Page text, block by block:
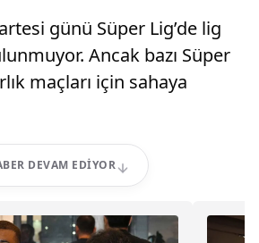
günü Süper Lig’de lig
Ancak bazı Süper
maçları için sahaya
DEVAM EDIYOR